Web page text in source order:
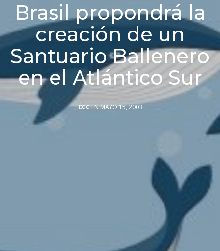
Brasil propondrá la
creación de un
Santuario Ballenero
en el Atlántico Sur
CCCEN MAYO 15, 2003